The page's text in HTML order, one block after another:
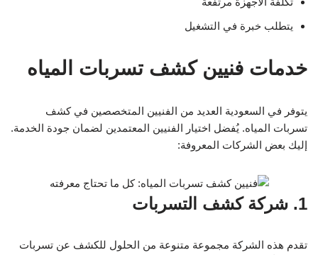
يتطلب خبرة في التشغيل
خدمات فنيين كشف تسربات المياه
يتوفر في السعودية العديد من الفنيين المتخصصين في كشف
تسربات المياه. يُفضل اختيار الفنيين المعتمدين لضمان جودة الخدمة.
إليك بعض الشركات المعروفة:
1. شركة كشف التسربات
تقدم هذه الشركة مجموعة متنوعة من الحلول للكشف عن تسربات